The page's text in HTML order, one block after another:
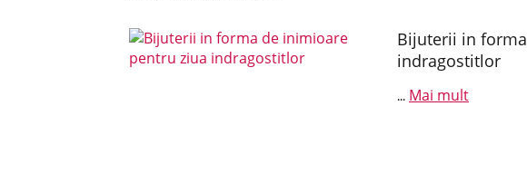
Bijuterii in
indragostitlor
... Mai mult